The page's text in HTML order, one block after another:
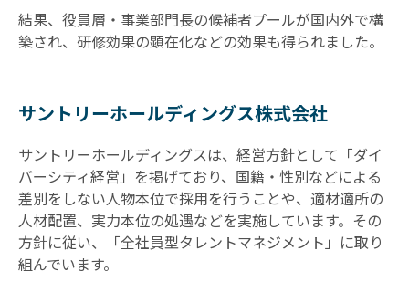
結果、役員層・事業部門長の候補者プールが国内外で構
築され、研修効果の顕在化などの効果も得られました。
サントリーホールディングス株式会社
サントリーホールディングスは、経営方針として「ダイ
バーシティ経営」を掲げており、国籍・性別などによる
差別をしない人物本位で採用を行うことや、適材適所の
人材配置、実力本位の処遇などを実施しています。その
方針に従い、「全社員型タレントマネジメント」に取り
組んでいます。